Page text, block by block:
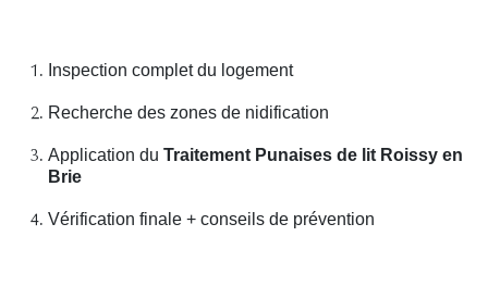
Inspection complet du logement
Recherche des zones de nidification
Application du Traitement Punaises de lit Roissy en
Brie
Vérification finale + conseils de prévention